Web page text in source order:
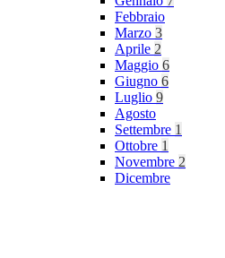
Febbraio
Marzo 3
Aprile 2
Maggio 6
Giugno 6
Luglio 9
Agosto
Settembre 1
Ottobre 1
Novembre 2
Dicembre